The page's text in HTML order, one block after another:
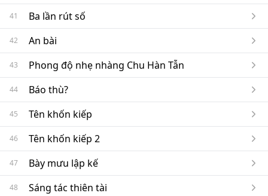
41 Ba lần rút số
42 An bài
43 Phong độ nhẹ nhàng Chu Hàn Tẫn
44 Báo thù?
45 Tên khốn kiếp
46 Tên khốn kiếp 2
47 Bày mưu lập kế
48 Sáng tác thiên tài